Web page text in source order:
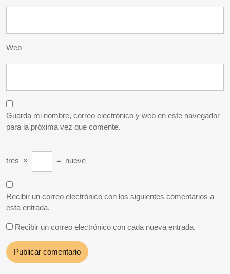
Web
Guarda mi nombre, correo electrónico y web en este navegador
para la próxima vez que comente.
tres × = nueve
Recibir un correo electrónico con los siguientes comentarios a
esta entrada.
Recibir un correo electrónico con cada nueva entrada.